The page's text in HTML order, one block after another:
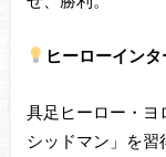
ヒーローイン
具足ヒーロー・ヨ
シッドマン」を